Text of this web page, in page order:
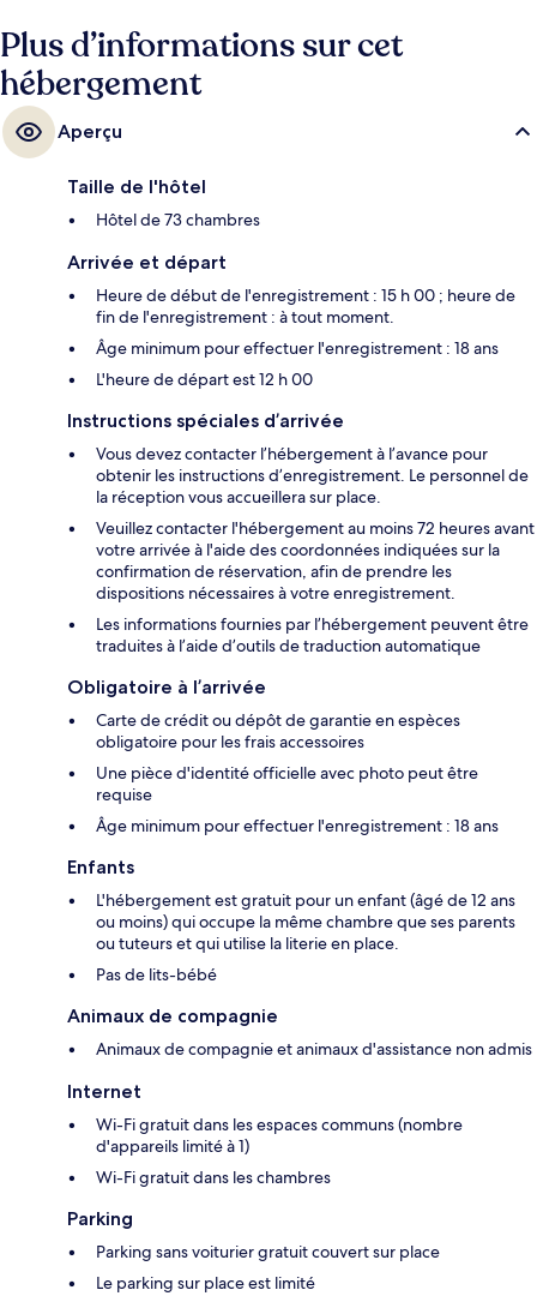
Plus d’informations sur cet
hébergement
Aperçu
Taille de l'hôtel
Hôtel de 73 chambres
Arrivée et départ
Heure de début de l'enregistrement : 15 h 00 ; heure de
fin de l'enregistrement : à tout moment.
Âge minimum pour effectuer l'enregistrement : 18 ans
L'heure de départ est 12 h 00
Instructions spéciales d’arrivée
Vous devez contacter l’hébergement à l’avance pour
obtenir les instructions d’enregistrement. Le personnel de
la réception vous accueillera sur place.
Veuillez contacter l'hébergement au moins 72 heures avant
votre arrivée à l'aide des coordonnées indiquées sur la
confirmation de réservation, afin de prendre les
dispositions nécessaires à votre enregistrement.
Les informations fournies par l’hébergement peuvent être
traduites à l’aide d’outils de traduction automatique
Obligatoire à l’arrivée
Carte de crédit ou dépôt de garantie en espèces
obligatoire pour les frais accessoires
Une pièce d'identité officielle avec photo peut être
requise
Âge minimum pour effectuer l'enregistrement : 18 ans
Enfants
L'hébergement est gratuit pour un enfant (âgé de 12 ans
ou moins) qui occupe la même chambre que ses parents
ou tuteurs et qui utilise la literie en place.
Pas de lits-bébé
Animaux de compagnie
Animaux de compagnie et animaux d'assistance non admis
Internet
Wi-Fi gratuit dans les espaces communs (nombre
d'appareils limité à 1)
Wi-Fi gratuit dans les chambres
Parking
Parking sans voiturier gratuit couvert sur place
Le parking sur place est limité